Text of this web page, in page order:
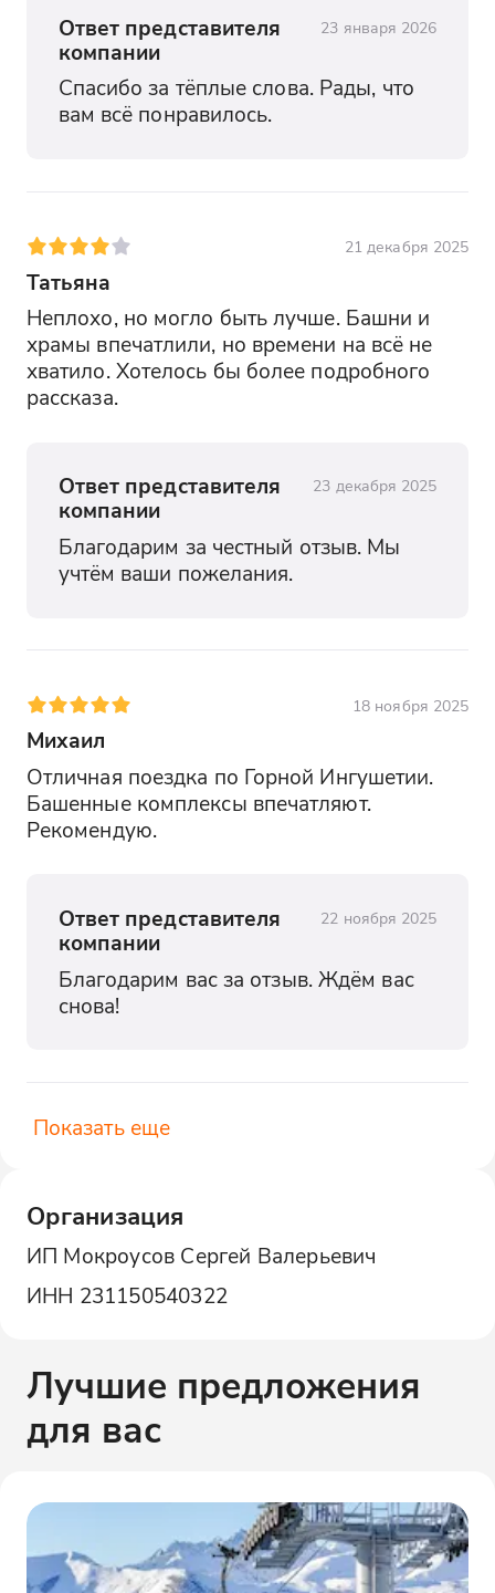
Ответ представителя
компании
23 января 2026
Спасибо за тёплые слова. Рады, что
вам всё понравилось.
21 декабря 2025
Татьяна
Неплохо, но могло быть лучше. Башни и
храмы впечатлили, но времени на всё не
хватило. Хотелось бы более подробного
рассказа.
Ответ представителя
компании
23 декабря 2025
Благодарим за честный отзыв. Мы
учтём ваши пожелания.
18 ноября 2025
Михаил
Отличная поездка по Горной Ингушетии.
Башенные комплексы впечатляют.
Рекомендую.
Ответ представителя
компании
22 ноября 2025
Благодарим вас за отзыв. Ждём вас
снова!
Показать еще
Организация
ИП Мокроусов Сергей Валерьевич
ИНН 231150540322
Лучшие предложения
для вас